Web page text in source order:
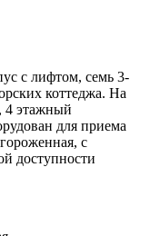
с лифтом, семь 3-
коттеджа. На
4 этажный
для приема
с
доступности